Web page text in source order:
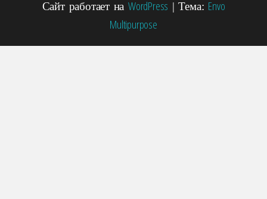
Сайт работает на WordPress |Тема: Envo
Multipurpose